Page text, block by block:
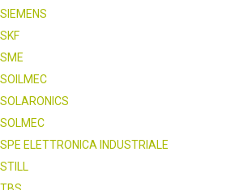
SIEMENS
SKF
SME
SOILMEC
SOLARONICS
SOLMEC
SPE ELETTRONICA INDUSTRIALE
STILL